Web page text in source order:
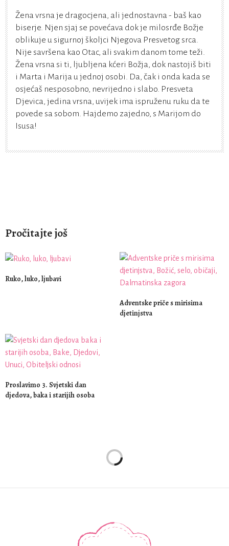
Žena vrsna je dragocjena, ali jednostavna - baš kao
biserje. Njen sjaj se povećava dok je milosrđe Božje
oblikuje u sigurnoj školjci Njegova Presvetog srca.
Nije savršena kao Otac, ali svakim danom tome teži.
Žena vrsna si ti, ljubljena kćeri Božja, dok nastojiš biti
i Marta i Marija u jednoj osobi. Da, čak i onda kada se
osjećaš nesposobno, nevrijedno i slabo. Presveta
Djevica, jedina vrsna, uvijek ima ispruženu ruku da te
povede sa sobom. Hajdemo zajedno, s Marijom do
Isusa!
Pročitajte još
Ruko, luko, ljubavi
Adventske priče s mirisima
djetinjstva
Proslavimo 3. Svjetski dan
djedova, baka i starijih osoba